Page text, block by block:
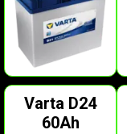
Varta D24
60Ah